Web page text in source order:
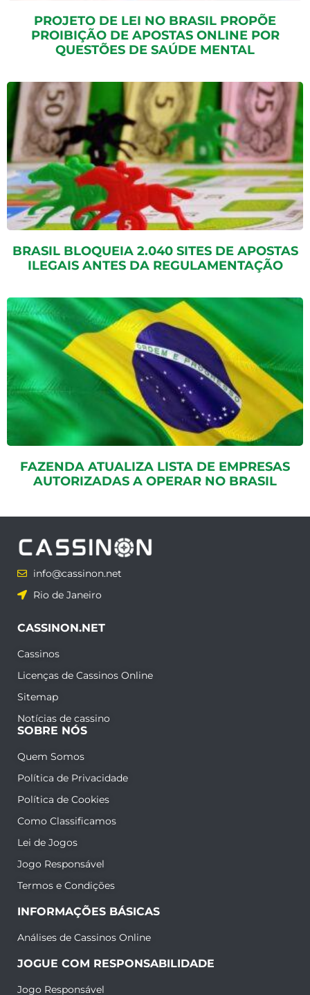
PROJETO DE LEI NO BRASIL PROPÕE
PROIBIÇÃO DE APOSTAS ONLINE POR
QUESTÕES DE SAÚDE MENTAL
BRASIL BLOQUEIA 2.040 SITES DE APOSTAS
ILEGAIS ANTES DA REGULAMENTAÇÃO
FAZENDA ATUALIZA LISTA DE EMPRESAS
AUTORIZADAS A OPERAR NO BRASIL
info@cassinon.net
Rio de Janeiro
CASSINON.NET
Cassinos
Licenças de Cassinos Online
Sitemap
Notícias de cassino
SOBRE NÓS
Quem Somos
Política de Privacidade
Política de Cookies
Como Classificamos
Lei de Jogos
Jogo Responsável
Termos e Condições
INFORMAÇÕES BÁSICAS
Análises de Cassinos Online
JOGUE COM RESPONSABILIDADE
Jogo Responsável